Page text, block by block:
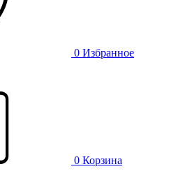
0 Избранное
0 Корзина